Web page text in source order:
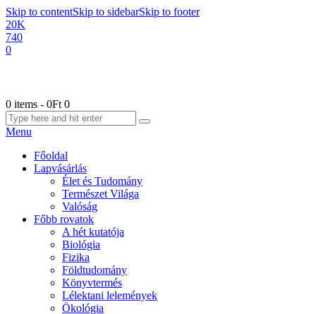
Skip to contentSkip to sidebarSkip to footer
20K
740
0
0 items - 0Ft 0
Menu
Főoldal
Lapvásárlás
Élet és Tudomány
Természet Világa
Valóság
Főbb rovatok
A hét kutatója
Biológia
Fizika
Földtudomány
Könyvtermés
Lélektani lelemények
Ökológia